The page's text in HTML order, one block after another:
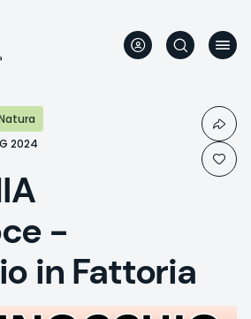
2024
-
in Fattoria